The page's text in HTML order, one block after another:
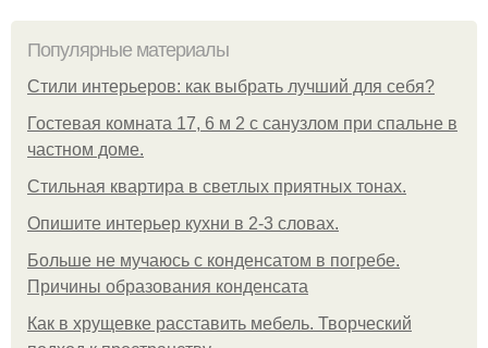
Популярные материалы
Стили интерьеров: как выбрать лучший для себя?
Гостевая комната 17, 6 м 2 с санузлом при спальне в
частном доме.
Стильная квартира в светлых приятных тонах.
Опишите интерьер кухни в 2-3 словах.
Больше не мучаюсь с конденсатом в погребе.
Причины образования конденсата
Как в хрущевке расставить мебель. Творческий